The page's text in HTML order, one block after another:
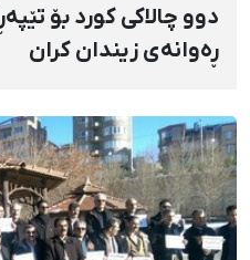
دوو چالاکی کورد بۆ
ڕەوانەی زیندان کران